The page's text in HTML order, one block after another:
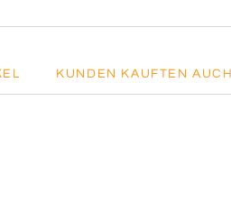
KUNDEN KAUFTEN AUCH